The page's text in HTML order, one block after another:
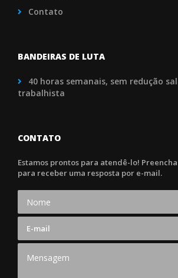
Contato
BANDEIRAS DE LUTA
40 horas semanais, sem redução
trabalhista
CONTATO
Estamos prontos para atendê-lo!
para receber uma resposta por e-mail.